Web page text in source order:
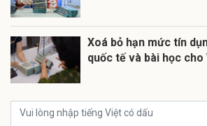
Xoá bỏ hạn mức tín
quốc tế và bài học cho